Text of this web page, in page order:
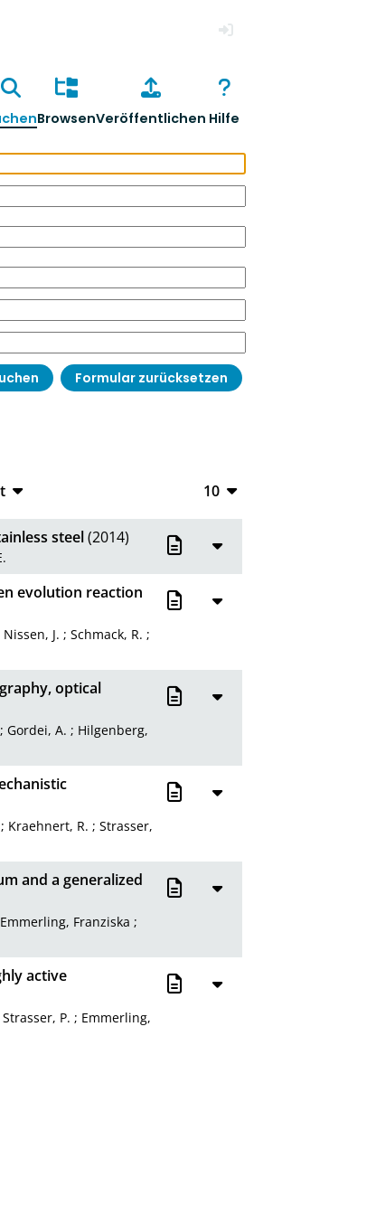
BrowsenVeröffentlichen Hilfe
10
10
20
steel(2014)
evolution reaction
Nissen, J. ;Schmack, R. ;
optical
; Gordei, A. ; Hilgenberg,
; Kraehnert, R. ;Strasser,
and a generalized
Emmerling, Franziska ;
active
Strasser, P. ; Emmerling,